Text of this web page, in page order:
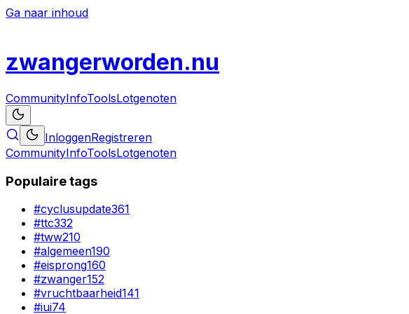
Ga naar inhoud
zwangerworden.nu
CommunityInfoToolsLotgenoten
InloggenRegistreren
CommunityInfoToolsLotgenoten
Populaire tags
#cyclusupdate361
#ttc332
#tww210
#algemeen190
#eisprong160
#zwanger152
#vruchtbaarheid141
#iui74